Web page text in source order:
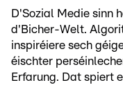
D'Sozial Medie sinn
d'Bicher-Welt.
inspiréiere sech
éischter
Erfarung. Dat spiert